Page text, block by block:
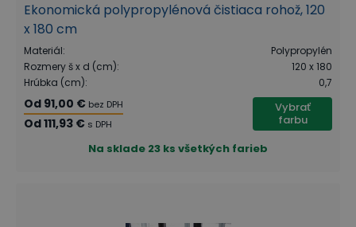
Ekonomická polypropylénová čistiaca rohož, 120
x 180 cm
Materiál:
Polypropylén
Rozmery š x d (cm):
120 x 180
Hrúbka (cm): 0,7
Od 91,00 € bez DPH
Od111,93 € s DPH
Vybrať
farbu
Na sklade 23 ks všetkých farieb